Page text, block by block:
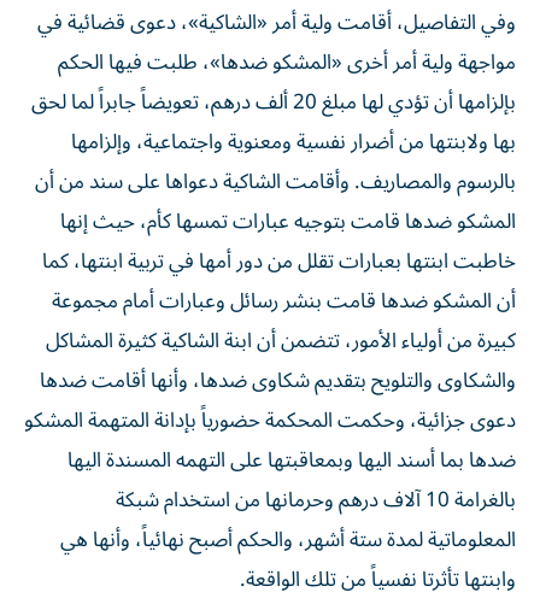
وفي التفاصيل، أقامت ولية أمر «الشاكية»، دعوى قضائية في
مواجهة ولية أمر أخرى «المشكو ضدها»، طلبت فيها الحكم
بإلزامها أن تؤدي لها مبلغ 20 ألف درهم، تعويضاً جابراً لما لحق
بها ولابنتها من أضرار نفسية ومعنوية واجتماعية، وإلزامها
بالرسوم والمصاريف. وأقامت الشاكية دعواها على سند من أن
المشكو ضدها قامت بتوجيه عبارات تمسها كأم، حيث إنها
خاطبت ابنتها بعبارات تقلل من دور أمها في تربية ابنتها، كما
أن المشكو ضدها قامت بنشر رسائل وعبارات أمام مجموعة
كبيرة من أولياء الأمور، تتضمن أن ابنة الشاكية كثيرة المشاكل
والشكاوى والتلويح بتقديم شكاوى ضدها، وأنها أقامت ضدها
دعوى جزائية، وحكمت المحكمة حضورياً بإدانة المتهمة المشكو
ضدها بما أسند اليها وبمعاقبتها على التهمه المسندة اليها
بالغرامة 10 آلاف درهم وحرمانها من استخدام شبكة
المعلوماتية لمدة ستة أشهر، والحكم أصبح نهائياً، وأنها هي
وابنتها تأثرتا نفسياً من تلك الواقعة.